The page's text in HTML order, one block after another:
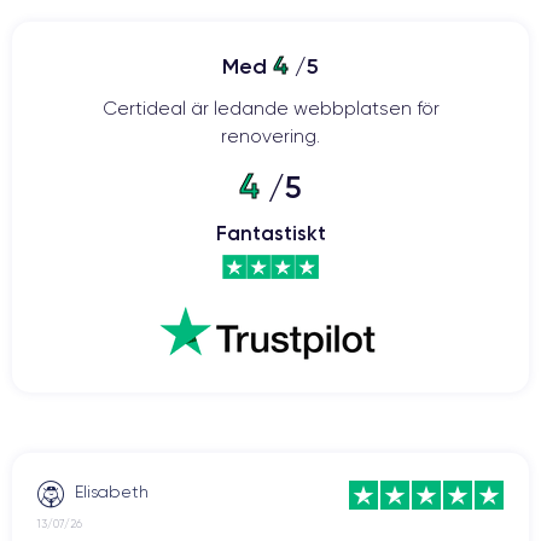
Med 4 /5
Certideal är ledande webbplatsen för
renovering.
4 /5
Fantastiskt
Elisabeth
13/07/26